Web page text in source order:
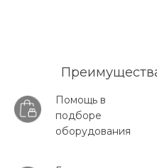
Помощь в
подборе
оборудования